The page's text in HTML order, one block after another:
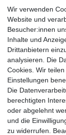
Barrierefreiheit
Anleitungen
Vertrag
PARTNER
DHL
GLS
Wir verwenden
Website und
Besucher:innen
Inhalte und
Drittanbietern
analysieren. Die
Cookies. Wir
Einstellungen
Die
berechtigten
oder abgelehnt
und die
zu widerrufen.